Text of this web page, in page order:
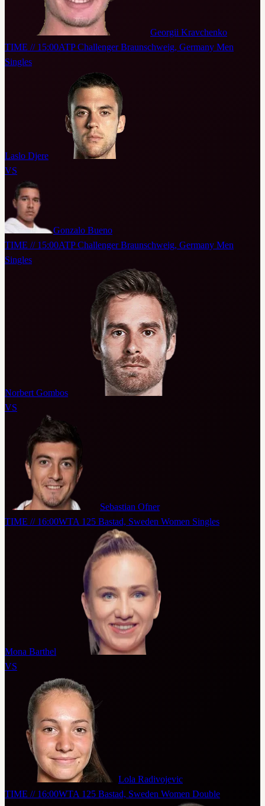
Georgii Kravchenko
TIME // 15:00ATP Challenger Braunschweig, Germany Men
Singles
Laslo Djere
VS
Gonzalo Bueno
TIME // 15:00ATP Challenger Braunschweig, Germany Men
Singles
Norbert Gombos
VS
Sebastian Ofner
TIME // 16:00WTA 125 Bastad, Sweden Women Singles
Mona Barthel
VS
Lola Radivojevic
TIME // 16:00WTA 125 Bastad, Sweden Women Double